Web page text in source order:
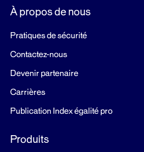
À propos de nous
Pratiques de sécurité
Contactez-nous
Devenir partenaire
Carrières
Publication Index égalité pro
Produits